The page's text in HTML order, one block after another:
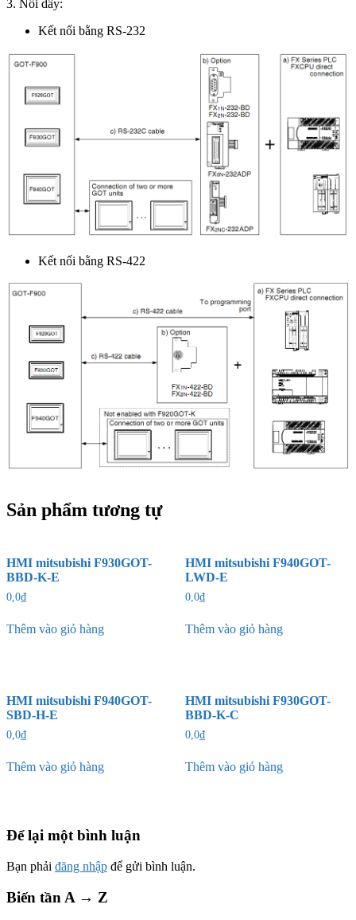
3. Nối dây:
Kết nối bằng RS-232
Kết nối bằng RS-422
Sản phẩm tương tự
HMI mitsubishi F930GOT-
BBD-K-E
0,0₫
Thêm vào giỏ hàng
HMI mitsubishi F940GOT-
LWD-E
0,0₫
Thêm vào giỏ hàng
HMI mitsubishi F940GOT-
SBD-H-E
0,0₫
Thêm vào giỏ hàng
HMI mitsubishi F930GOT-
BBD-K-C
0,0₫
Thêm vào giỏ hàng
Để lại một bình luận
Bạn phải đăng nhập để gửi bình luận.
Biến tần A → Z